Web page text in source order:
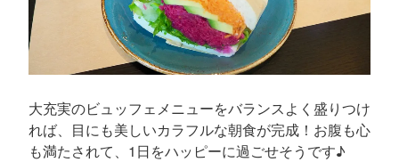
大充実のビュッフェメニューをバランスよく盛りつけ
れば、目にも美しいカラフルな朝食が完成！お腹も心
も満たされて、1日をハッピーに過ごせそうです♪